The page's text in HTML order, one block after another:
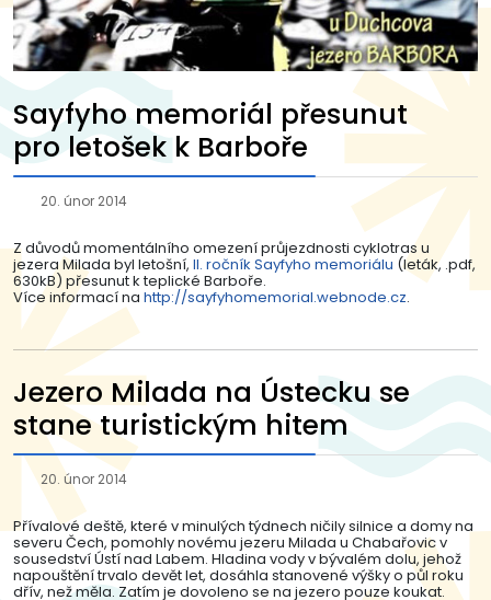
Sayfyho memoriál přesunut
pro letošek k Barboře
20. únor 2014
Z důvodů momentálního omezení průjezdnosti cyklotras u
jezera Milada byl letošní, II. ročník Sayfyho memoriálu (leták, .pdf,
630kB) přesunut k teplické Barboře.
Více informací na http://sayfyhomemorial.webnode.cz.
Jezero Milada na Ústecku se
stane turistickým hitem
20. únor 2014
Přívalové deště, které v minulých týdnech ničily silnice a domy na
severu Čech, pomohly novému jezeru Milada u Chabařovic v
sousedství Ústí nad Labem. Hladina vody v bývalém dolu, jehož
napouštění trvalo devět let, dosáhla stanovené výšky o půl roku
dřív, než měla. Zatím je dovoleno se na jezero pouze koukat.